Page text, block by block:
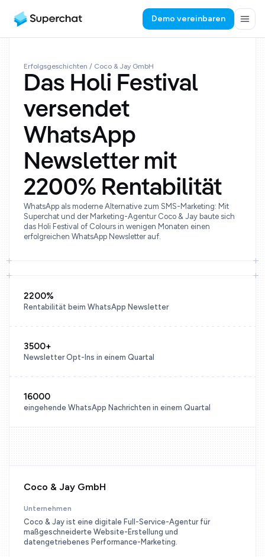
Demo vereinbaren
Erfolgsgeschichten / Coco & Jay GmbH
Das Holi Festival
versendet
WhatsApp
Newsletter mit
2200% Rentabilität
WhatsApp als moderne Alternative zum SMS-Marketing: Mit
Superchat und der Marketing-Agentur Coco & Jay baute sich
das Holi Festival of Colours in wenigen Monaten einen
erfolgreichen WhatsApp Newsletter auf.
2200%
Rentabilität beim WhatsApp Newsletter
3500+
Newsletter Opt-Ins in einem Quartal
16000
eingehende WhatsApp Nachrichten in einem Quartal
Coco & Jay GmbH
Unternehmen
Coco & Jay ist eine digitale Full-Service-Agentur für
maßgeschneiderte Website-Erstellung und
datengetriebenes Performance-Marketing.